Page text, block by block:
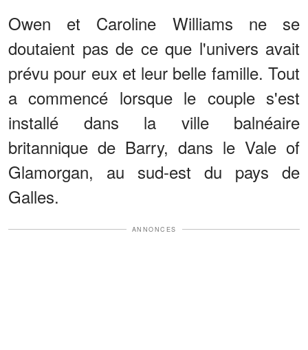
Owen et Caroline Williams ne se
doutaient pas de ce que l'univers avait
prévu pour eux et leur belle famille. Tout
a commencé lorsque le couple s'est
installé dans la ville balnéaire
britannique de Barry, dans le Vale of
Glamorgan, au sud-est du pays de
Galles.
ANNONCES